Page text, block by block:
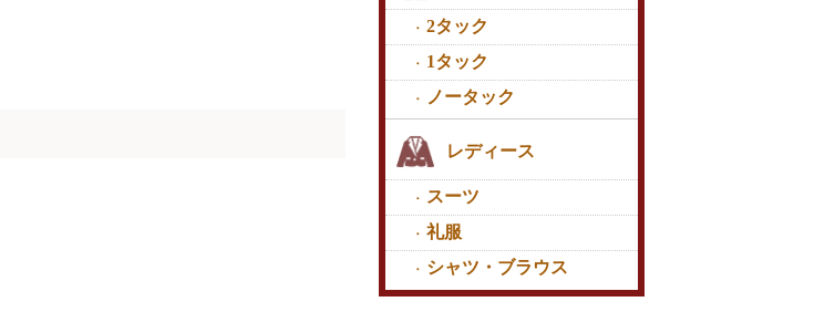
2タック
1タック
ノータック
レディース
スーツ
礼服
シャツ・ブラウス